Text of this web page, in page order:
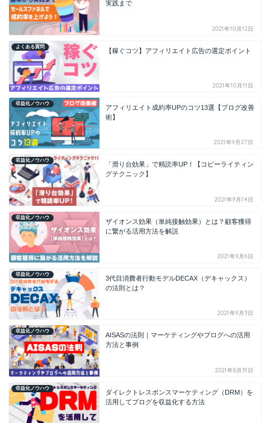
実践まで
2021年10月12日
よくある質問
【稼ぐコツ】アフィリエイト広告の選定ポイント
2021年10月11日
収益化ノウハウ
アフィリエイト成約率UPのコツ13選【ブログ改善
術】
2021年9月27日
収益化ノウハウ
「滑り台効果」で精読率UP！【コピーライティン
グテクニック】
2021年9月14日
収益化ノウハウ
ザイオンス効果（単純接触効果）とは？顧客獲得
に繋がる活用方法を解説
2021年9月6日
収益化ノウハウ
3代目消費者行動モデルDECAX（デキャックス）
の法則とは？
2021年9月3日
収益化ノウハウ
AISASの法則｜マーケティングやブログへの活用
方法と事例
2021年8月31日
収益化ノウハウ
ダイレクトレスポンスマーケティング（DRM）を
活用してブログを収益化する方法